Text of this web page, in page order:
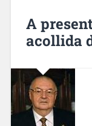
A
acollida